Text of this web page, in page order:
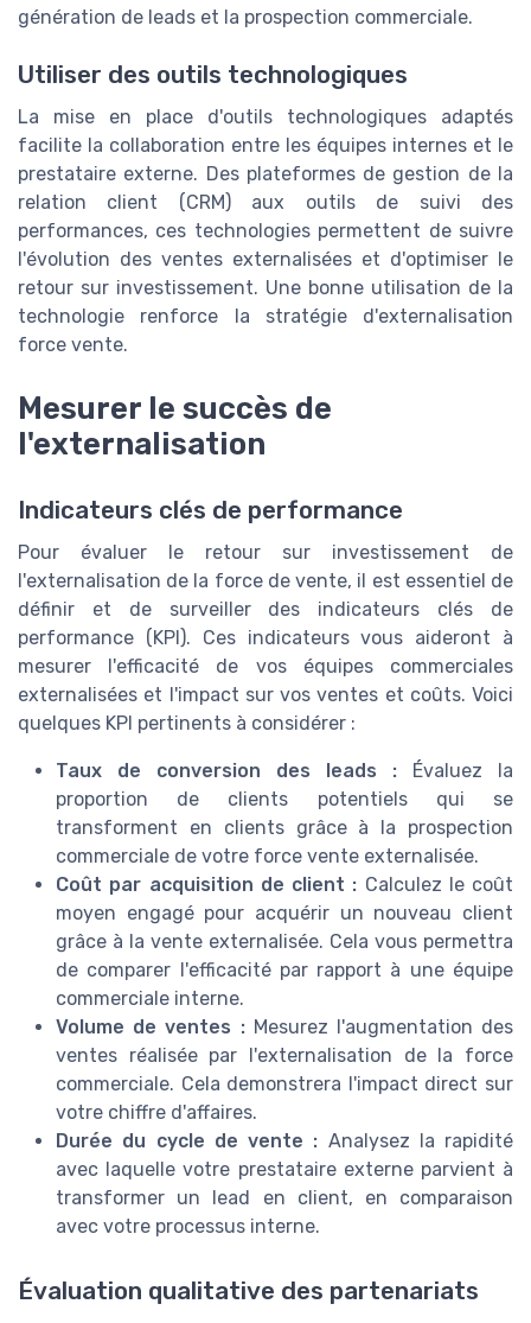
génération de leads et la prospection commerciale.
Utiliser des outils technologiques
La mise en place d'outils technologiques adaptés
facilite la collaboration entre les équipes internes et le
prestataire externe. Des plateformes de gestion de la
relation client (CRM) aux outils de suivi des
performances, ces technologies permettent de suivre
l'évolution des ventes externalisées et d'optimiser le
retour sur investissement. Une bonne utilisation de la
technologie renforce la stratégie d'externalisation
force vente.
Mesurer le succès de
l'externalisation
Indicateurs clés de performance
Pour évaluer le retour sur investissement de
l'externalisation de la force de vente, il est essentiel de
définir et de surveiller des indicateurs clés de
performance (KPI). Ces indicateurs vous aideront à
mesurer l'efficacité de vos équipes commerciales
externalisées et l'impact sur vos ventes et coûts. Voici
quelques KPI pertinents à considérer :
Taux de conversion des leads : Évaluez la
proportion de clients potentiels qui se
transforment en clients grâce à la prospection
commerciale de votre force vente externalisée.
Coût par acquisition de client : Calculez le coût
moyen engagé pour acquérir un nouveau client
grâce à la vente externalisée. Cela vous permettra
de comparer l'efficacité par rapport à une équipe
commerciale interne.
Volume de ventes :Mesurez l'augmentation des
ventes réalisée par l'externalisation de la force
commerciale. Cela demonstrera l'impact direct sur
votre chiffre d'affaires.
Durée du cycle de vente : Analysez la rapidité
avec laquelle votre prestataire externe parvient à
transformer un lead en client, en comparaison
avec votre processus interne.
Évaluation qualitative des partenariats